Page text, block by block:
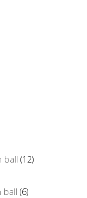
ball (12)
ball (6)